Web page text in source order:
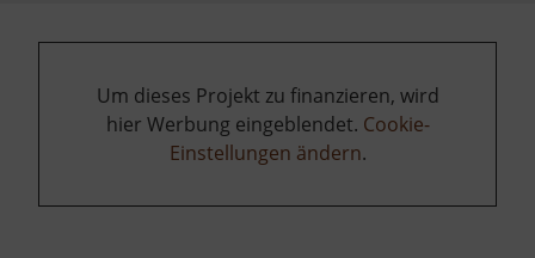
Um dieses Projekt zu finanzieren, wird
hier Werbung eingeblendet. Cookie-
Einstellungen ändern.